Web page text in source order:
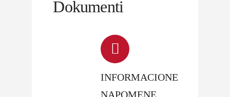
Dokumenti
INFORMACIONE
NAPOMENE